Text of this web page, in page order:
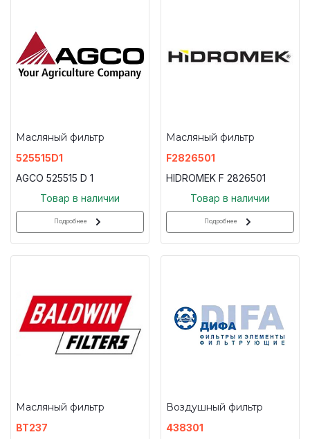
Масляный фильтр
525515D1
AGCO 525515 D 1
Товар в наличии
Подробнее
Масляный фильтр
F2826501
HIDROMEK F 2826501
Товар в наличии
Подробнее
Масляный фильтр
BT237
Воздушный фильтр
438301